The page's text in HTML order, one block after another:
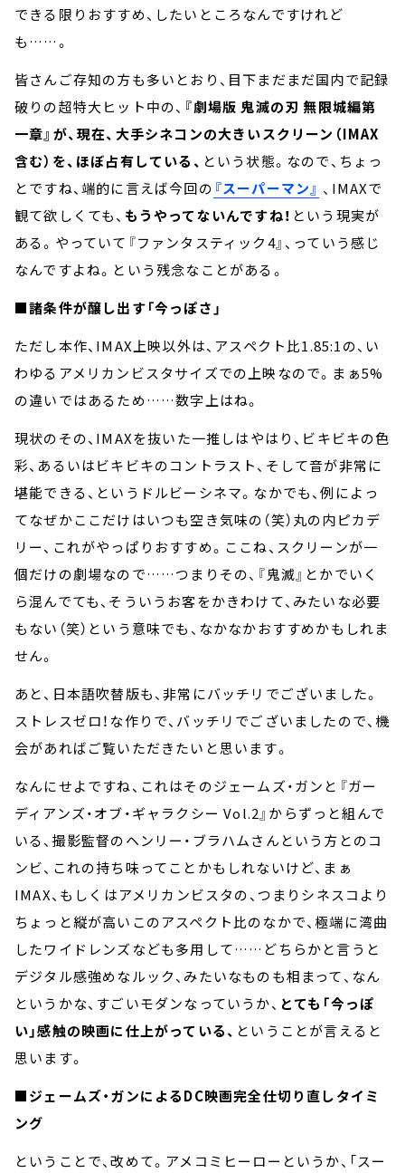
できる限りおすすめ、したいところなんですけれど
も……。
皆さんご存知の方も多いとおり、目下まだまだ国内で記録
破りの超特大ヒット中の、 『劇場版 鬼滅の刃 無限城編第
一章』が、現在、大手シネコンの大きいスクリーン（IMAX
含む）を、ほぼ占有している、 という状態。なので、ちょっ
とですね、端的に言えば今回の 『スーパーマン』 、IMAXで
観て欲しくても、 もうやってないんですね！ という現実が
ある。やっていて『ファンタスティック4』、っていう感じ
なんですよね。という残念なことがある。
■諸条件が醸し出す「今っぽさ」
ただし本作、IMAX上映以外は、アスペクト比1.85:1の、い
わゆるアメリカンビスタサイズでの上映なので。まぁ5%
の違いではあるため……数字上はね。
現状のその、IMAXを抜いた一推しはやはり、ビキビキの色
彩、あるいはビキビキのコントラスト、そして音が非常に
堪能できる、というドルビーシネマ。なかでも、例によっ
てなぜかここだけはいつも空き気味の（笑）丸の内ピカデ
リー、これがやっぱりおすすめ。ここね、スクリーンが一
個だけの劇場なので……つまりその、『鬼滅』とかでいく
ら混んでても、そういうお客をかきわけて、みたいな必要
もない（笑）という意味でも、なかなかおすすめかもしれま
せん。
あと、日本語吹替版も、非常にバッチリでございました。
ストレスゼロ！な作りで、バッチリでございましたので、機
会があればご覧いただきたいと思います。
なんにせよですね、これはそのジェームズ・ガンと『ガー
ディアンズ・オブ・ギャラクシー Vol.2』からずっと組んで
いる、撮影監督のヘンリー・ブラハムさんという方とのコ
ンビ、これの持ち味ってことかもしれないけど、まぁ
IMAX、もしくはアメリカンビスタの、つまりシネスコより
ちょっと縦が高いこのアスペクト比のなかで、極端に湾曲
したワイドレンズなども多用して……どちらかと言うと
デジタル感強めなルック、みたいなものも相まって、なん
というかな、すごいモダンなっていうか、 とても「今っぽ
い」感触の映画に仕上がっている、 ということが言えると
思います。
■ジェームズ・ガンによるDC映画完全仕切り直しタイミ
ング
ということで、改めて。アメコミヒーローというか、「スー